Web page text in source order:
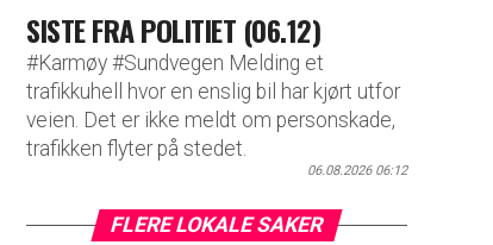
SISTE FRA POLITIET (06.12)
#Karmøy #Sundvegen Melding et
trafikkuhell hvor en enslig bil har kjørt utfor
veien. Det er ikke meldt om personskade,
trafikken flyter på stedet.
06.08.2026 06:12
FLERE LOKALE SAKER